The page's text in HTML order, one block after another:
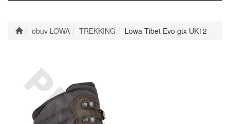
obuv LOWA TREKKING Lowa Tibet Evo gtx UK12